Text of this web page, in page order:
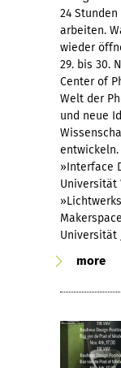
24
arbeiten.
wieder
29. bis 30.
Center of
Welt der
und neue
»Interface
Universität
Universität
more